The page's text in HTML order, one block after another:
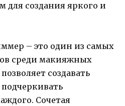
для создания яркого и
– это один из самых
среди макияжных
создавать
Сочетая